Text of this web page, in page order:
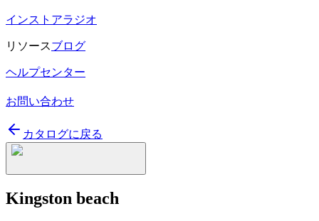
インストアラジオ
リソースブログ
ヘルプセンター
お問い合わせ
カタログに戻る
Kingston beach